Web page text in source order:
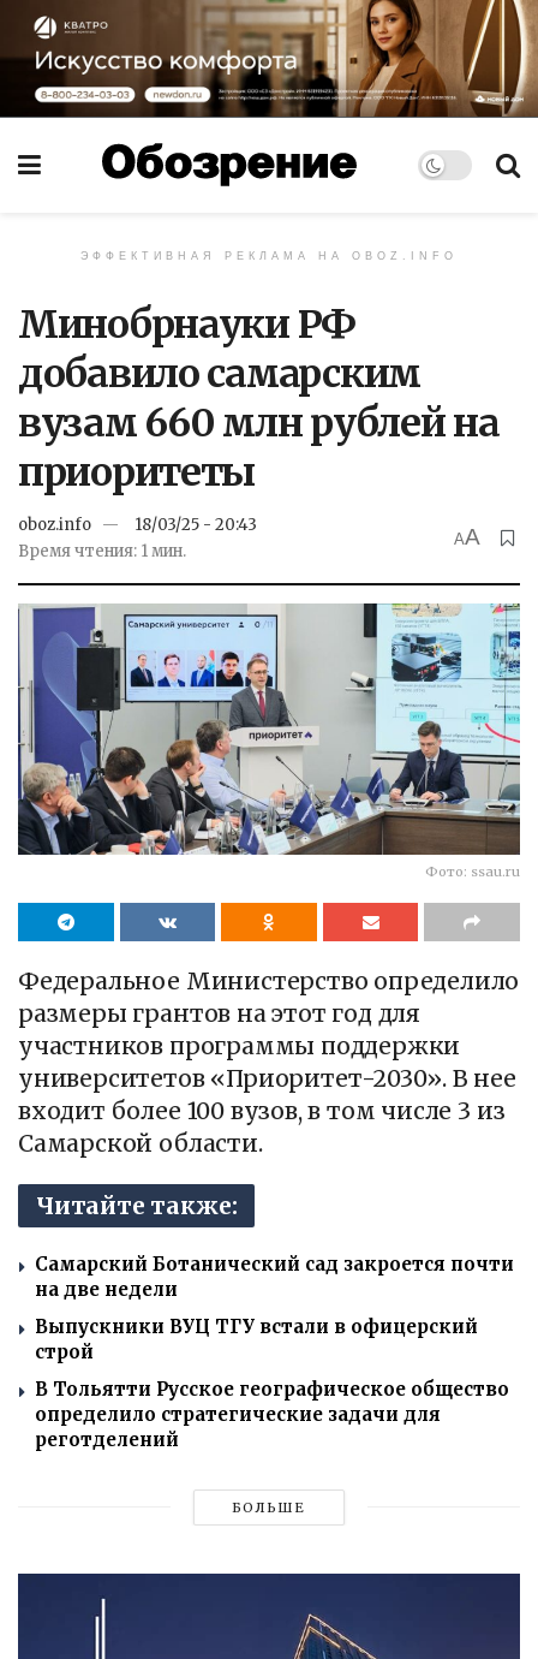
ЭФФЕКТИВНАЯ РЕКЛАМА НА OBOZ.INFO
Минобрнауки РФ
добавило самарским
вузам 660 млн рублей на
приоритеты
oboz.info
18/03/25 - 20:43
Время чтения: 1 мин.
AA
Фото: ssau.ru
Федеральное Министерство определило
размеры грантов на этот год для
участников программы поддержки
университетов «Приоритет-2030». В нее
входит более 100 вузов, в том числе 3 из
Самарской области.
Читайте также:
Самарский Ботанический сад закроется почти
на две недели
Выпускники ВУЦ ТГУ встали в офицерский
строй
В Тольятти Русское географическое общество
определило стратегические задачи для
реготделений
БОЛЬШЕ